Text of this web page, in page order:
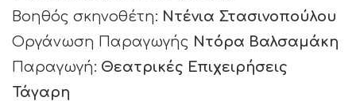
Βοηθός σκηνοθέτη: Ντένια Στασινοπούλου
Οργάνωση Παραγωγής Ντόρα Βαλσαμάκη
Παραγωγή: Θεατρικές Επιχειρήσεις
Τάγαρη